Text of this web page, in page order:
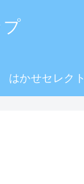
プ
はかせセレクト